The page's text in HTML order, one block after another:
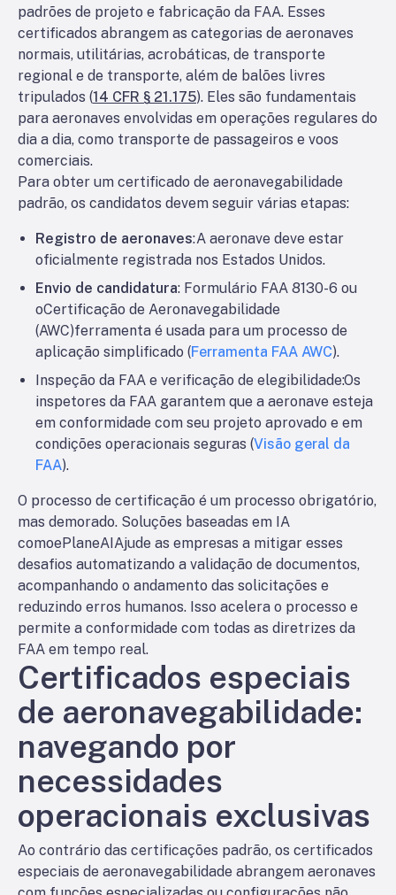
padrões de projeto e fabricação da FAA. Esses
certificados abrangem as categorias de aeronaves
normais, utilitárias, acrobáticas, de transporte
regional e de transporte, além de balões livres
tripulados (14 CFR § 21.175). Eles são fundamentais
para aeronaves envolvidas em operações regulares do
dia a dia, como transporte de passageiros e voos
comerciais.
Para obter um certificado de aeronavegabilidade
padrão, os candidatos devem seguir várias etapas:
Registro de aeronaves:A aeronave deve estar
oficialmente registrada nos Estados Unidos.
Envio de candidatura: Formulário FAA 8130-6 ou
oCertificação de Aeronavegabilidade
(AWC)ferramenta é usada para um processo de
aplicação simplificado (Ferramenta FAA AWC).
Inspeção da FAA e verificação de elegibilidade:Os
inspetores da FAA garantem que a aeronave esteja
em conformidade com seu projeto aprovado e em
condições operacionais seguras (Visão geral da
FAA).
O processo de certificação é um processo obrigatório,
mas demorado. Soluções baseadas em IA
comoePlaneAIAjude as empresas a mitigar esses
desafios automatizando a validação de documentos,
acompanhando o andamento das solicitações e
reduzindo erros humanos. Isso acelera o processo e
permite a conformidade com todas as diretrizes da
FAA em tempo real.
Certificados especiais
de aeronavegabilidade:
navegando por
necessidades
operacionais exclusivas
Ao contrário das certificações padrão, os certificados
especiais de aeronavegabilidade abrangem aeronaves